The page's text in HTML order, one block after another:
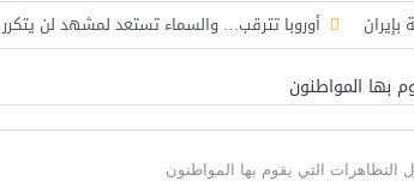
أوروبا تترقب… والسماء تستعد لمشهد لن يتكرر
تتكرر إلا مرة واحدة في العمر… فوق مياه المحيط الهادئ
ضغط العالم… وإنفانتينو يواجه إحدى أكبر هزائمه السياسية
بها المواطنون